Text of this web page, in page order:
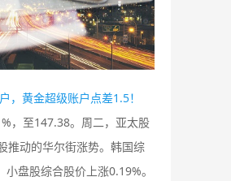
，黄金超级账户点差1.5！
，至147.38。周二，亚太股
推动的华尔街涨势。韩国综
盘股综合股价上涨0.19%。